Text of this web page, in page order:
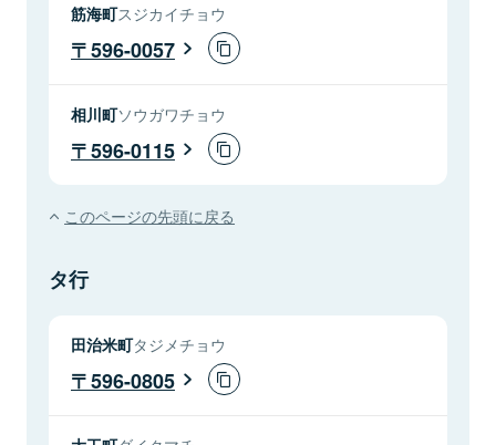
筋海町スジカイチョウ
596-0057
相川町ソウガワチョウ
596-0115
このページの先頭に戻る
タ行
田治米町タジメチョウ
596-0805